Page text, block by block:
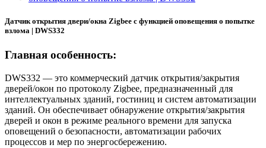
Датчик открытия двери/окна Zigbee с функцией оповещения о попытке
взлома | DWS332
Главная особенность:
DWS332 — это коммерческий датчик открытия/закрытия
дверей/окон по протоколу Zigbee, предназначенный для
интеллектуальных зданий, гостиниц и систем автоматизации
зданий. Он обеспечивает обнаружение открытия/закрытия
дверей и окон в режиме реального времени для запуска
оповещений о безопасности, автоматизации рабочих
процессов и мер по энергосбережению.